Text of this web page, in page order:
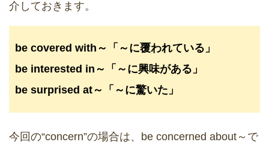
介しておきます。
be covered with～「～に覆われている」
be interested in～「～に興味がある」
be surprised at～「～に驚いた」
今回の“concern”の場合は、be concerned about～で